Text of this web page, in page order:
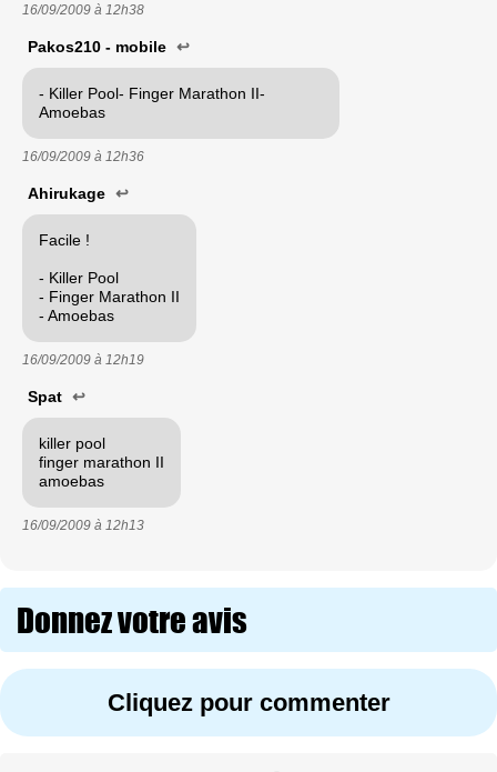
16/09/2009 à 12h38
Pakos210 - mobile ↩
- Killer Pool- Finger Marathon II-
Amoebas
16/09/2009 à 12h36
Ahirukage ↩
Facile !
- Killer Pool
- Finger Marathon II
- Amoebas
16/09/2009 à 12h19
Spat ↩
killer pool
finger marathon II
amoebas
16/09/2009 à 12h13
Donnez votre avis
Cliquez pour commenter